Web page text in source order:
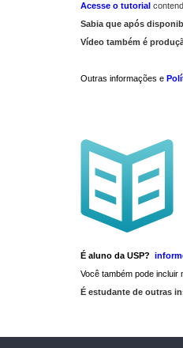
Acesse o tutorial
Sabia que após
Vídeo também é
Outras informações e
É aluno da USP?
Você também pode
É estudante de outras